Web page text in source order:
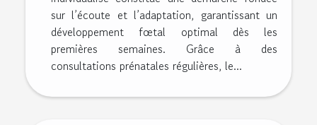
sur l’écoute et l’adaptation, garantissant un
développement fœtal optimal dès les
premières semaines. Grâce à des
consultations prénatales régulières, le...